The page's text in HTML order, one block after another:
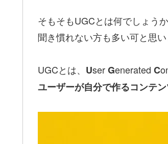
そもそもUGCとは何でしょう
聞き慣れない方も多い可と思い
UGCとは、 UserGenerated C
ユーザーが自分で作るコンテ